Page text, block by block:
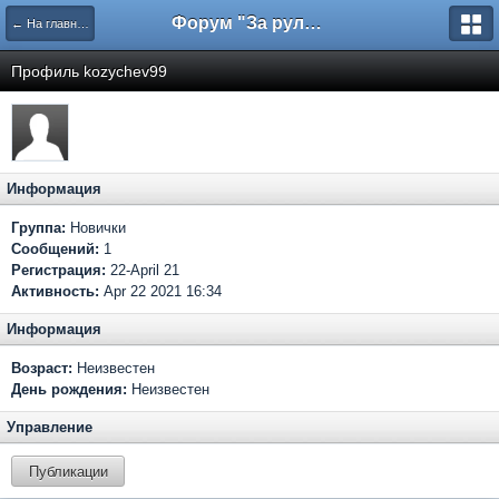
← На главную Форум "За рулем"
Профиль kozychev99
Информация
Группа: Новички
Сообщений: 1
Регистрация: 22-April 21
Активность: Apr 22 2021 16:34
Информация
Возраст: Неизвестен
День рождения: Неизвестен
Управление
Публикации